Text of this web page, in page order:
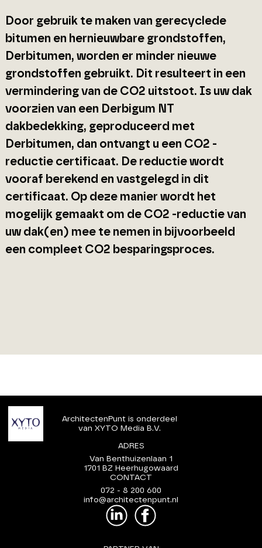
Door gebruik te maken van gerecyclede
bitumen en hernieuwbare grondstoffen,
Derbitumen, worden er minder nieuwe
grondstoffen gebruikt. Dit resulteert in een
vermindering van de CO2 uitstoot. Is uw dak
voorzien van een Derbigum NT
dakbedekking, geproduceerd met
Derbitumen, dan ontvangt u een CO2 -
reductie certificaat. De reductie wordt
vooraf berekend en vastgelegd in dit
certificaat. Op deze manier wordt het
mogelijk gemaakt om de CO2 -reductie van
uw dak(en) mee te nemen in bijvoorbeeld
een compleet CO2 besparingsproces.
ArchitectenPunt is onderdeel
van XYTO Media B.V.
ADRES
Van Benthuizenlaan 1
1701 BZ Heerhugowaard
CONTACT
072 - 8 200 600
info@architectenpunt.nl